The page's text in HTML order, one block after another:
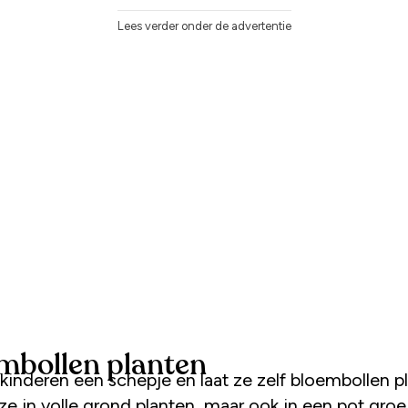
Lees verder onder de advertentie
planten